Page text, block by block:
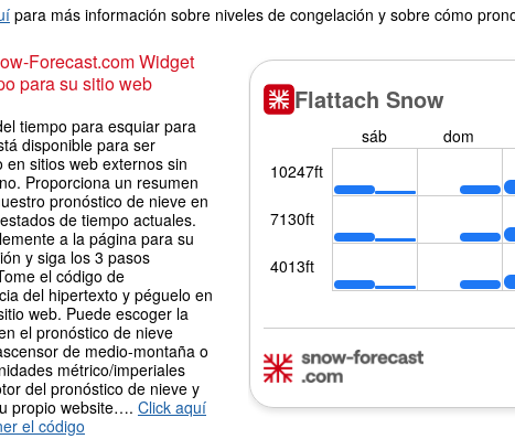
para más información sobre niveles de congelación y sobre cómo
Forecast.com Widget
para su sitio web
tiempo para esquiar para
disponible para ser
en sitios web externos sin
Proporciona un resumen
pronóstico de nieve en
de tiempo actuales.
a la página para su
y siga los 3 pasos
el código de
del hipertexto y péguelo en
web. Puede escoger la
el pronóstico de nieve
de medio-montaña o
métrico/imperiales
del pronóstico de nieve y
propio website…. Click aquí
el código